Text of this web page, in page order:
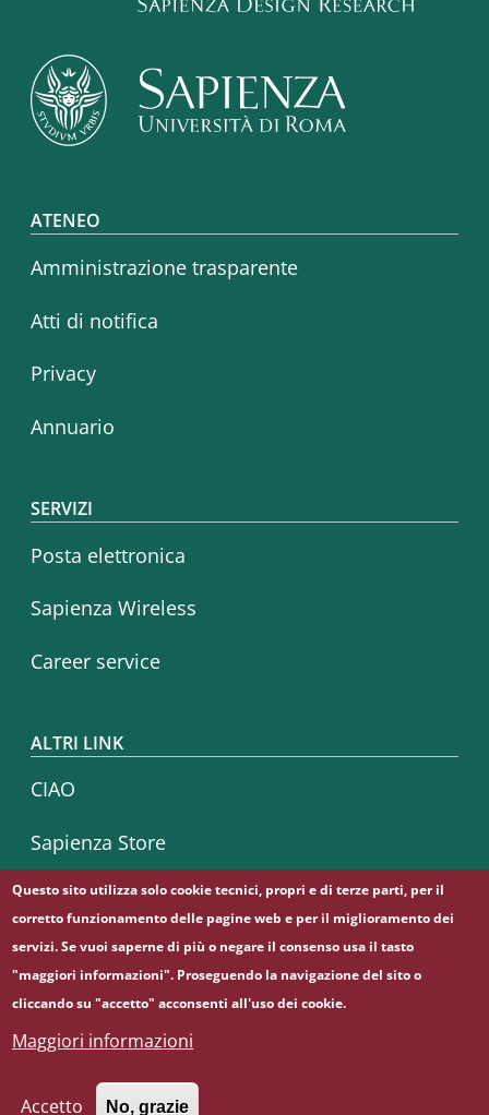
Footer menu
ATENEO
Amministrazione trasparente
Atti di notifica
Privacy
Annuario
SERVIZI
Posta elettronica
Sapienza Wireless
Career service
ALTRI LINK
CIAO
Sapienza Store
Seguici su
FacebookInstagram
Linkedin
© Sapienza Università di Roma - Piazzale Aldo Moro 5,
02133771002
Questo sito utilizza solo cookie tecnici, propri e di terze parti, per il
corretto funzionamento delle pagine web e per il miglioramento dei
servizi. Se vuoi saperne di più o negare il consenso usa il tasto
"maggiori informazioni". Proseguendo la navigazione del sito o
cliccando su "accetto" acconsenti all'uso dei cookie.
Maggiori informazioni
Accetto No, grazie